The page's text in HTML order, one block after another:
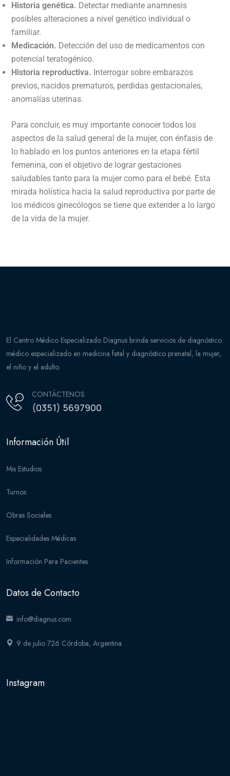
Historia genética. Detectar mediante anamnesis
posibles alteraciones a nivel genético individual o
familiar.
Medicación. Detección del uso de medicamentos con
potencial teratogénico.
Historia reproductiva. Interrogar sobre embarazos
previos, nacidos prematuros, perdidas gestacionales,
anomalías uterinas.
Para concluir, es muy importante conocer todos los
aspectos de la salud general de la mujer, con énfasis de
lo hablado en los puntos anteriores en la etapa fértil
femenina, con el objetivo de lograr gestaciones
saludables tanto para la mujer como para el bebé. Esta
mirada holística hacia la salud reproductiva por parte de
los médicos ginecólogos se tiene que extender a lo largo
de la vida de la mujer.
El Centro Médico Especializado Diagnus brinda servicios de diagnóstico
médico especializado en medicina fetal y diagnóstico prenatal, la mujer,
el niño y el adulto.
CONTÁCTENOS
(0351) 5697900
Información Útil
Mis Estudios
Turnos
Obras Sociales
Especialidades Médicas
Información Para Pacientes
Datos de Contacto
info@diagnus.com
9 de julio 726 Córdoba, Argentina.
Instagram